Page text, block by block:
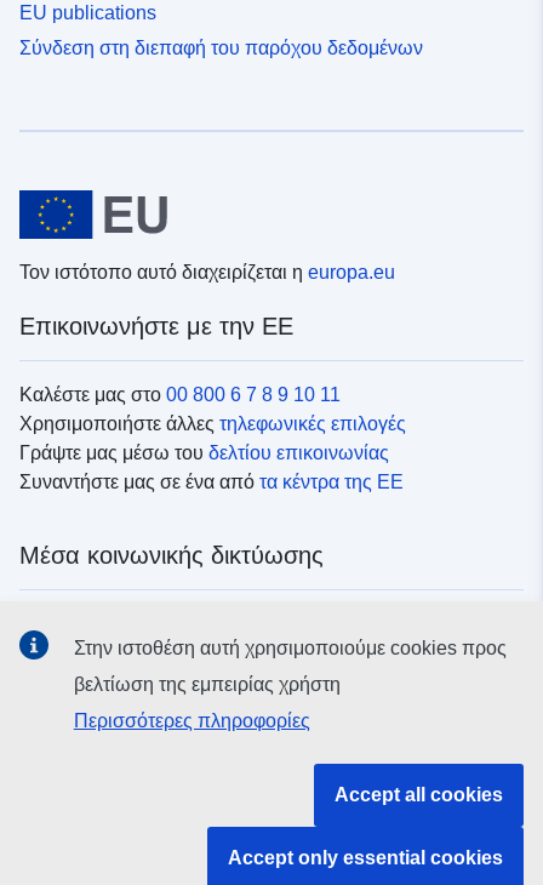
EU publications
Σύνδεση στη διεπαφή του παρόχου δεδομένων
Τον ιστότοπο αυτό διαχειρίζεται η europa.eu
Επικοινωνήστε με την ΕΕ
Καλέστε μας στο 00 800 6 7 8 9 10 11
Χρησιμοποιήστε άλλες τηλεφωνικές επιλογές
Γράψτε μας μέσω του δελτίου επικοινωνίας
Συναντήστε μας σε ένα από τα κέντρα της ΕΕ
Μέσα κοινωνικής δικτύωσης
δικτύωσηςΣτην ιστοθέση αυτή χρησιμοποιούμε cookies προς
βελτίωση της εμπειρίας χρήστη
Περισσότερες πληροφορίες
Accept all cookies
Accept only essential cookies